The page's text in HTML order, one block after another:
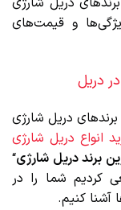
و قیمت‌های
دریل
برندهای دریل شارژی
انواع دریل شارژی
برند دریل شارژی“
کردیم شما را در
آشنا کنیم.